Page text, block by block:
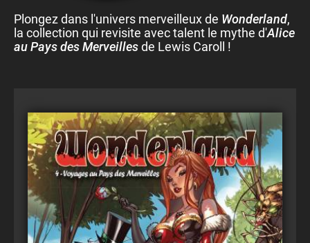
Plongez dans l'univers merveilleux de Wonderland,
la collection qui revisite avec talent le mythe d'Alice
au Pays des Merveilles de Lewis Caroll !